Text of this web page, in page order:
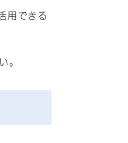
用できる
。